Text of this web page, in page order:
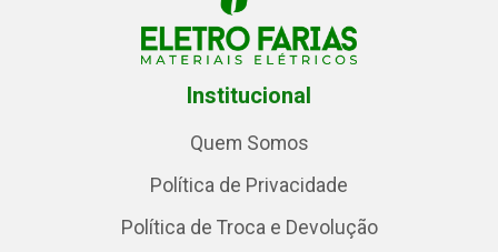
Institucional
Quem Somos
Política de Privacidade
Política de Troca e Devolução